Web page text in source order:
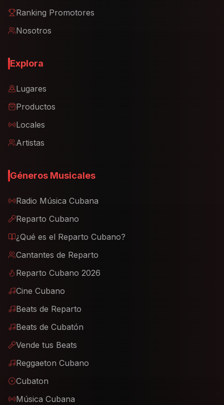
Ranking Promotores
Nosotros
Explora
Lugares
Productos
Locales
Artistas
Géneros Musicales
Radio Música Cubana
Reparto Cubano
¿Qué es el Reparto Cubano?
Cantantes de Reparto
Reparto Cubano 2026
Cine Cubano
Beats de Reparto
Beats de Cubatón
Vende tus Beats
Reggaeton Cubano
Cubaton
Música Cubana